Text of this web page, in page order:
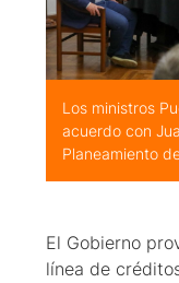
Los ministros
acuerdo con
Planeamiento
El Gobierno
línea de